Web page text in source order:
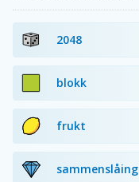
2048
blokk
frukt
sammenslåing